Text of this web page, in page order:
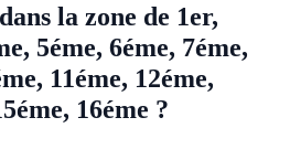
la zone de 1er,
5éme, 6éme, 7éme,
11éme, 12éme,
16éme ?